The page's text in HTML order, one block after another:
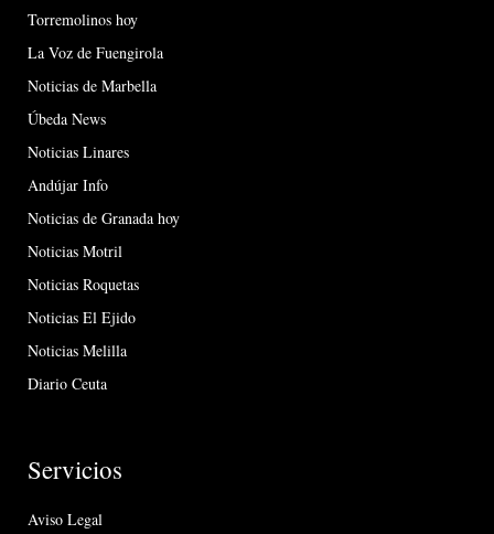
Torremolinos hoy
La Voz de Fuengirola
Noticias de Marbella
Úbeda News
Noticias Linares
Andújar Info
Noticias de Granada hoy
Noticias Motril
Noticias Roquetas
Noticias El Ejido
Noticias Melilla
Diario Ceuta
Servicios
Aviso Legal